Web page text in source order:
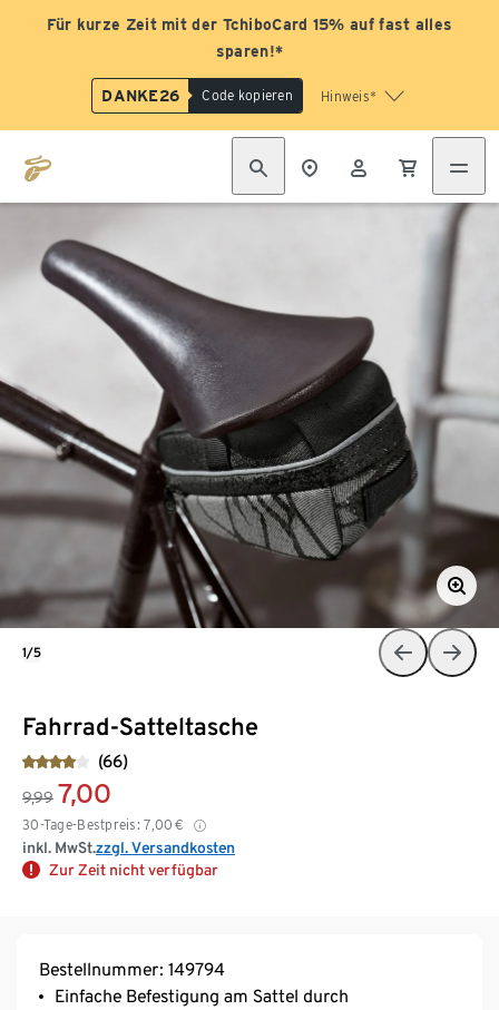
Für kurze Zeit mit der TchiboCard 15% auf fast alles
sparen!*
DANKE26 Code kopieren Hinweis*
Fahrrad-Satteltasche
(66)
9,99 7,00
30-Tage-Bestpreis: 7,00 €
inkl. MwSt.zzgl. Versandkosten
Zur Zeit nicht verfügbar
1/5
Bestellnummer: 149794
Einfache Befestigung am Sattel durch